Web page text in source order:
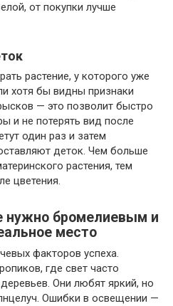
от покупки лучше
растение, у которого уже
хотя бы видны признаки
— это позволит быстро
и не потерять вид после
один раз и затем
деток. Чем больше
растения, тем
цветения.
нужно бромелиевым и
место
факторов успеха.
где свет часто
Они любят яркий, но
Ошибки в освещении —